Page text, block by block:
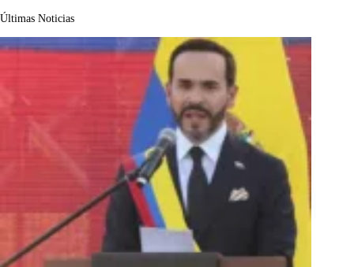
Últimas Noticias